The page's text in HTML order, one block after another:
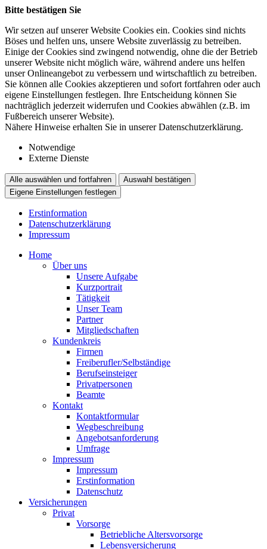
Bitte bestätigen Sie
Wir setzen auf unserer Website Cookies ein. Cookies sind nichts
Böses und helfen uns, unsere Website zuverlässig zu betreiben.
Einige der Cookies sind zwingend notwendig, ohne die der Betrieb
unserer Website nicht möglich wäre, während andere uns helfen
unser Onlineangebot zu verbessern und wirtschaftlich zu betreiben.
Sie können alle Cookies akzeptieren und sofort fortfahren oder auch
eigene Einstellungen festlegen. Ihre Entscheidung können Sie
nachträglich jederzeit widerrufen und Cookies abwählen (z.B. im
Fußbereich unserer Website).
Nähere Hinweise erhalten Sie in unserer Datenschutzerklärung.
Notwendige
Externe Dienste
Alle auswählen und fortfahren
Auswahl bestätigen
Eigene Einstellungen festlegen
Erstinformation
Datenschutzerklärung
Impressum
Home
Über uns
Unsere Aufgabe
Kurzportrait
Tätigkeit
Unser Team
Partner
Mitgliedschaften
Kundenkreis
Firmen
Freiberufler/Selbständige
Berufseinsteiger
Privatpersonen
Beamte
Kontakt
Kontaktformular
Wegbeschreibung
Angebotsanforderung
Umfrage
Impressum
Impressum
Erstinformation
Datenschutz
Versicherungen
Privat
Vorsorge
Betriebliche Altersvorsorge
Lebensversicherung